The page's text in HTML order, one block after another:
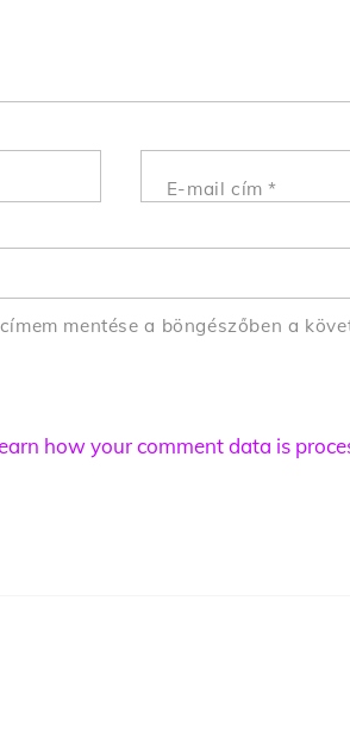
E-mail cím*
mentése a böngészőben a
how your comment data is